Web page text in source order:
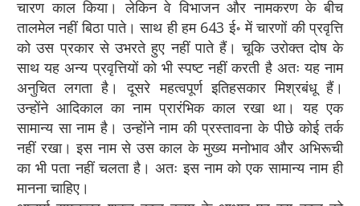
चारण काल किया। लेकिन वे विभाजन और नामकरण के बीच
तालमेल नहीं बिठा पाते। साथ ही हम 643 ई॰ में चारणों की प्रवृत्ति
को उस प्रकार से उभरते हुए नहीं पाते हैं। चूकि उरोक्त दोष के
साथ यह अन्य प्रवृत्तियों को भी स्पष्ट नहीं करती है अतः यह नाम
अनुचित लगता है। दूसरे महत्वपूर्ण इतिहसकार मिश्रबंधू हैं।
उन्होंने आदिकाल का नाम प्रारंभिक काल रखा था। यह एक
सामान्य सा नाम है। उन्होंने नाम की प्रस्तावना के पीछे कोई तर्क
नहीं रखा। इस नाम से उस काल के मुख्य मनोभाव और अभिरूची
का भी पता नहीं चलता है। अतः इस नाम को एक सामान्य नाम ही
मानना चाहिए।